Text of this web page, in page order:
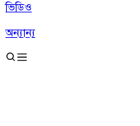
ভিডিও
অন্যান্য